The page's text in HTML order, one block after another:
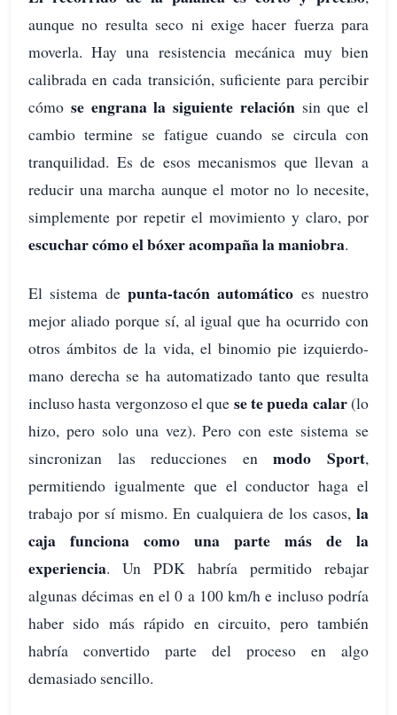
aunque no resulta seco ni exige hacer fuerza para
moverla. Hay una resistencia mecánica muy bien
calibrada en cada transición, suficiente para percibir
cómo se engrana la siguiente relaciónsin que el
cambio termine se fatigue cuando se circula con
tranquilidad. Es de esos mecanismos que llevan a
reducir una marcha aunque el motor no lo necesite,
simplemente por repetir el movimiento y claro, por
escuchar cómo el bóxer acompaña la maniobra.
El sistema de punta-tacón automático es nuestro
mejor aliado porque sí, al igual que ha ocurrido con
otros ámbitos de la vida, el binomio pie izquierdo-
mano derecha se ha automatizado tanto que resulta
incluso hasta vergonzoso el que se te pueda calar(lo
hizo, pero solo una vez). Pero con este sistema se
sincronizan las reducciones enmodo Sport,
permitiendo igualmente que el conductor haga el
trabajo por sí mismo. En cualquiera de los casos, la
caja funciona como una parte más de la
experiencia. Un PDK habría permitido rebajar
algunas décimas en el 0 a 100 km/h e incluso podría
haber sido más rápido en circuito, pero también
habría convertido parte del proceso en algo
demasiado sencillo.